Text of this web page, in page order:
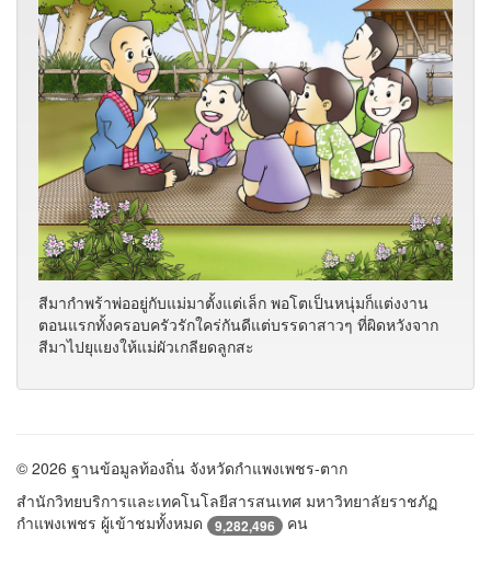
สีมากำพร้าพ่ออยู่กับแม่มาตั้งแต่เล็ก พอโตเป็นหนุ่มก็แต่งงาน
ตอนแรกทั้งครอบครัวรักใคร่กันดีแต่บรรดาสาวๆ ที่ผิดหวังจาก
สีมาไปยุแยงให้แม่ผัวเกลียดลูกสะ
© 2026 ฐานข้อมูลท้องถิ่น จังหวัดกำแพงเพชร-ตาก
สำนักวิทยบริการและเทคโนโลยีสารสนเทศ มหาวิทยาลัยราชภัฏ
กำแพงเพชร ผู้เข้าชมทั้งหมด
9,282,496 คน